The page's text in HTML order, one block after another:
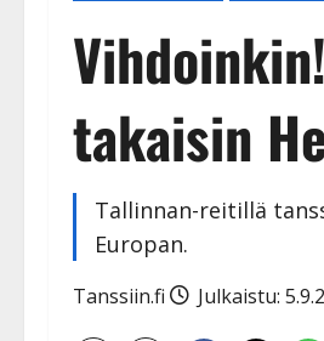
takaisin
Tallinnan-reitillä
Europan.
Tanssiin.fi Julkaistu: